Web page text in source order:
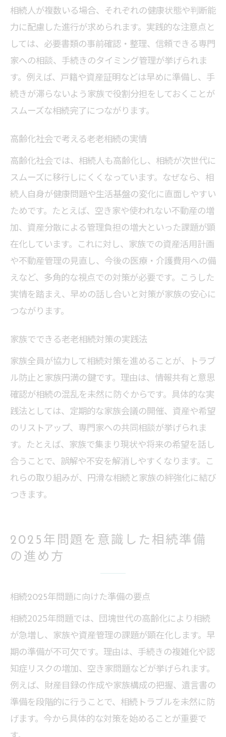
相続人が複数いる場合、それぞれの健康状態や判断能
力に配慮した進行が求められます。実践的な注意点と
しては、必要書類の事前確認・整理、信頼できる専門
家への相談、手続きのタイミング管理が挙げられま
す。例えば、戸籍や資産証明などは早めに準備し、手
続きが滞らないよう家族で役割分担をしておくことが
スムーズな相続完了につながります。
高齢化社会で考える老老相続の実情
高齢化社会では、相続人も高齢化し、相続が次世代に
スムーズに移行しにくくなっています。なぜなら、相
続人自身が健康問題や生活基盤の変化に直面しやすい
ためです。たとえば、空き家や使われない不動産の増
加、資産分散による管理負担の増大といった課題が顕
在化しています。これに対し、家族での資産活用計画
や不動産管理の見直し、今後の医療・介護費用への備
えなど、多角的な視点での対策が必要です。こうした
実情を踏まえ、早めの話し合いと対策が家族の安心に
つながります。
家族でできる老老相続対策の実践法
家族全員が協力して相続対策を進めることが、トラブ
ル防止と家族円満の鍵です。理由は、情報共有と意思
確認が相続の混乱を未然に防ぐからです。具体的な実
践法としては、定期的な家族会議の開催、資産や希望
のリストアップ、専門家への共同相談が挙げられま
す。たとえば、家族で集まり現状や将来の希望を話し
合うことで、誤解や不安を解消しやすくなります。こ
れらの取り組みが、円滑な相続と家族の絆強化に結び
つきます。
2025年問題を意識した相続準備
の進め方
相続2025年問題に向けた準備の要点
相続2025年問題では、団塊世代の高齢化により相続
が急増し、家族や資産管理の課題が顕在化します。早
期の準備が不可欠です。理由は、手続きの複雑化や認
知症リスクの増加、空き家問題などが挙げられます。
例えば、財産目録の作成や家族構成の把握、遺言書の
準備を段階的に行うことで、相続トラブルを未然に防
げます。今から具体的な対策を始めることが重要で